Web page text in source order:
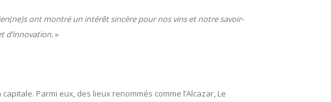
ont montré un intérêt sincère pour nos vins et notre savoir-
d’innovation.»
Parmi eux, des lieux renommés comme l’Alcazar, Le